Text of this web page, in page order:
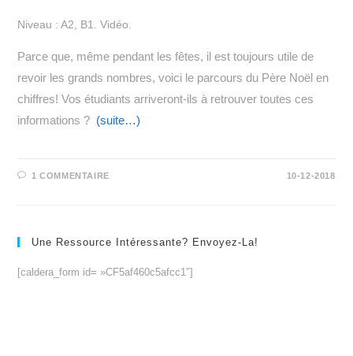
Niveau : A2, B1. Vidéo.
Parce que, même pendant les fêtes, il est toujours utile de
revoir les grands nombres, voici le parcours du Père Noël en
chiffres! Vos étudiants arriveront-ils à retrouver toutes ces
informations ? (suite…)
1 COMMENTAIRE 10-12-2018
Une Ressource Intéressante? Envoyez-La!
[caldera_form id= »CF5af460c5afcc1″]